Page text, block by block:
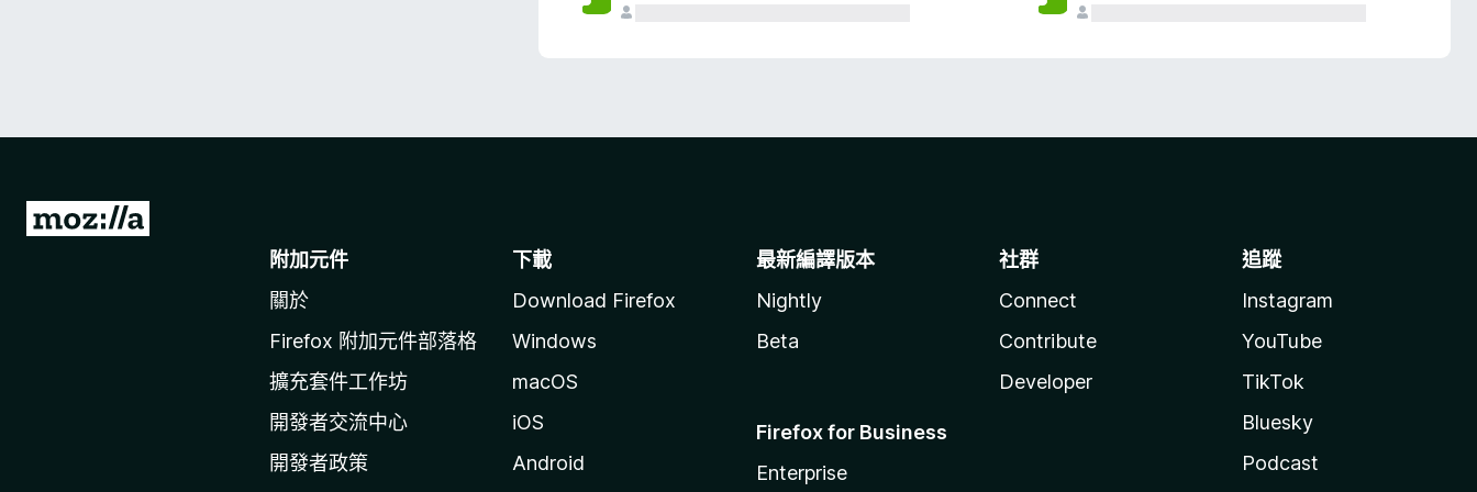
前
附加元件
關於
Firefox 附加元件部落格
擴充套件工作坊
開發者交流中心
開發者政策
下載
Download Firefox
Windows
macOS
iOS
Android
最新編譯版本
Nightly
Beta
Firefox for Business
Enterprise
社群
Connect
Contribute
Developer
追蹤
Instagram
YouTube
TikTok
Bluesky
Podcast